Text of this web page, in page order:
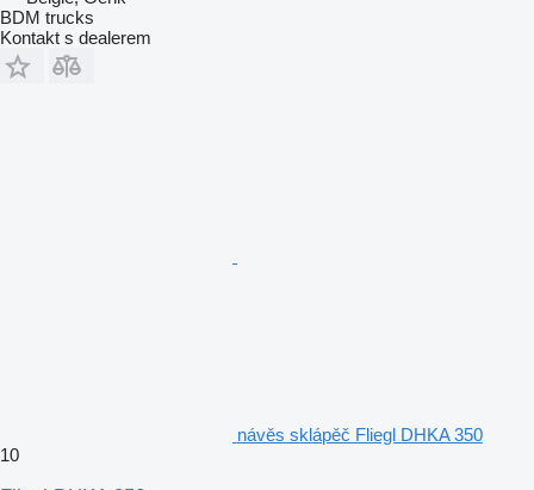
BDM trucks
Kontakt s dealerem
návěs sklápěč Fliegl DHKA 350
10